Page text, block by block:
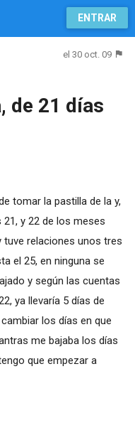
ENTRAR
el 30 oct. 09
de 21 días
tomar la pastilla de la y,
y 22 de los meses
tuve relaciones unos tres
el 25, en ninguna se
y según las cuentas
ya llevaría 5 días de
los días en que
me bajaba los días
que empezar a